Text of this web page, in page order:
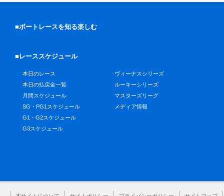
■ボートレースを知る楽しむ
■レーススケジュール
本日のレース
本日の払戻金一覧
月間スケジュール
SG・PG1スケジュール
G1・G2スケジュール
G3スケジュール
ヴィーナスシリーズ
ルーキーシリーズ
マスターズリーグ
メディア情報